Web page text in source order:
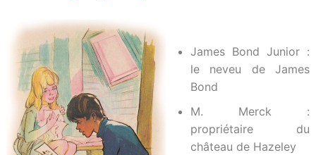
James Bond Junior :
le neveu de James
Bond
M. Merck :
propriétaire du
château de Hazeley